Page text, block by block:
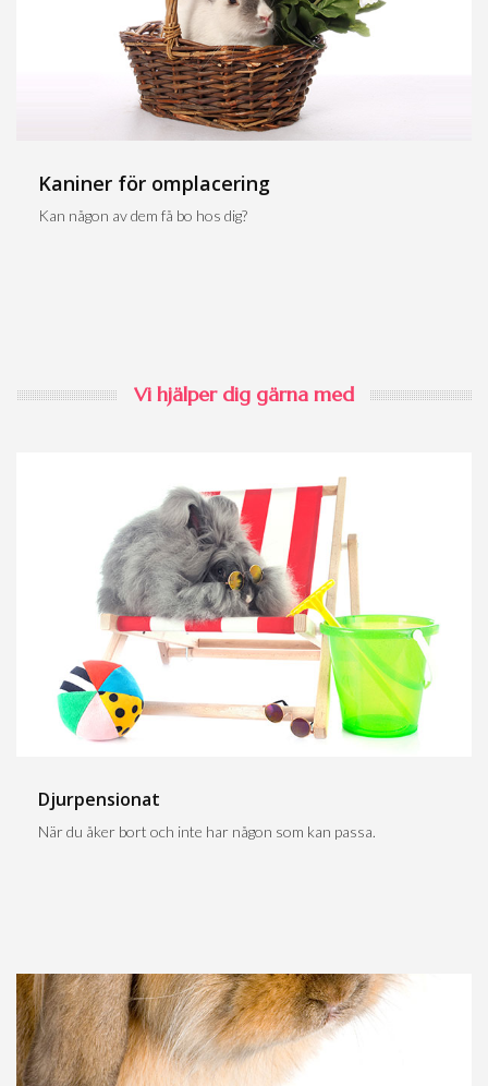
Kaniner för omplacering
Kan någon av dem få bo hos dig?
Vi hjälper dig gärna med
Djurpensionat
När du åker bort och inte har någon som kan passa.